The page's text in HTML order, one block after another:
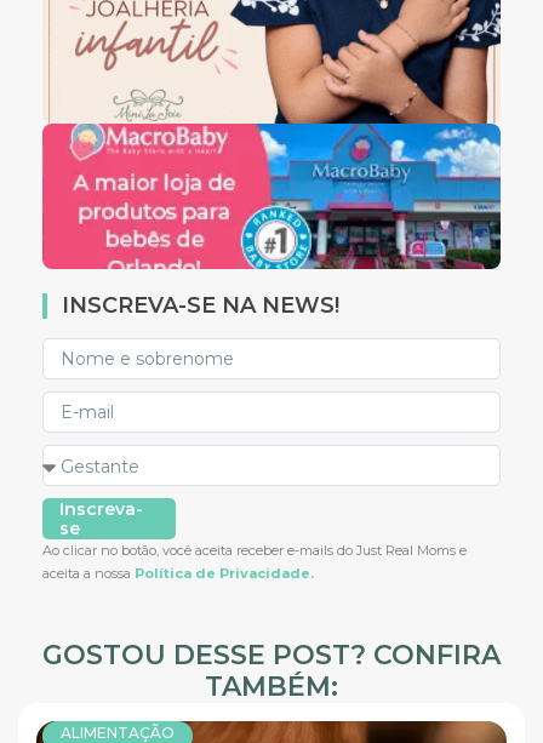
INSCREVA-SE NA NEWS!
Inscreva-
se
Ao clicar no botão, você aceita receber e-mails do Just Real Moms e
aceita a nossa Política de Privacidade.
GOSTOU DESSE POST? CONFIRA
TAMBÉM:
ALIMENTAÇÃO